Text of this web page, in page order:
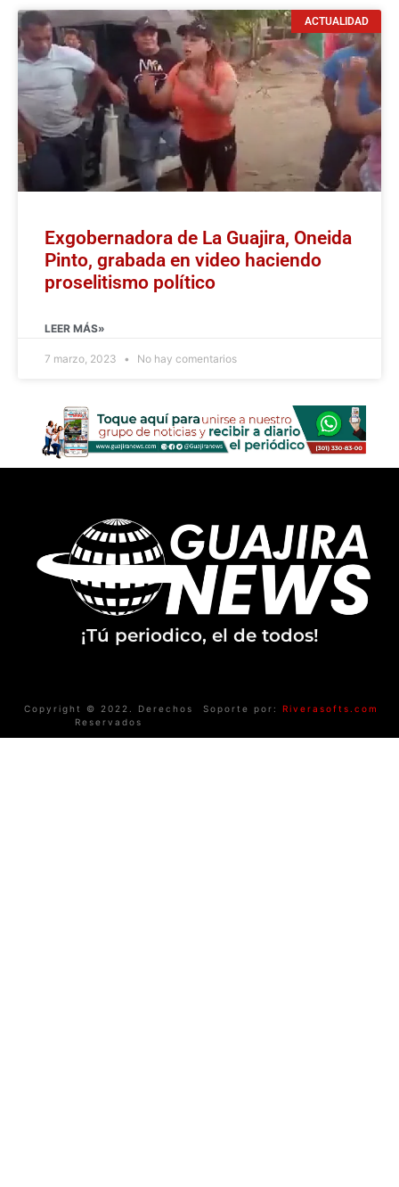
ACTUALIDAD
Exgobernadora de La Guajira, Oneida
Pinto, grabada en video haciendo
proselitismo político
LEER MÁS»
7 marzo, 2023 No hay comentarios
¡Tú periodico, el de todos!
Copyright © 2022. Derechos
Reservados
Soporte por: Riverasofts.com